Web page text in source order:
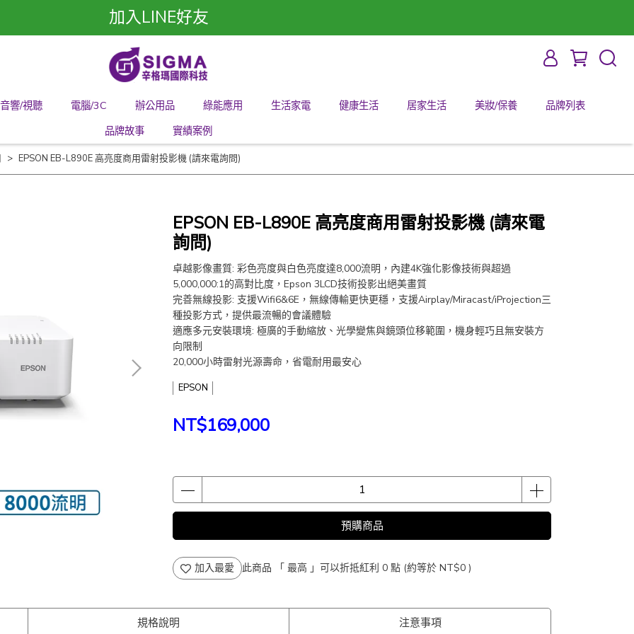
加入LINE好友
音響/視聽 電腦/3C 辦公用品 綠能應用 生活家電 健康生活 居家生活 美妝/保養
品牌列表
品牌故事
實績案例
EPSON EB-L890E 高亮度商用雷射投影機 (請來電詢問)
EPSON EB-L890E 高亮度商用雷射投影機 (請來電
詢問)
卓越影像畫質: 彩色亮度與白色亮度達8,000流明，內建4K強化影像技術與超過
5,000,000:1的高對比度，Epson 3LCD技術投影出絕美畫質
完善無線投影: 支援Wifi6&6E，無線傳輸更快更穩，支援Airplay/Miracast/iProjection三
種投影方式，提供最流暢的會議體驗
適應多元安裝環境: 極廣的手動縮放、光學變焦與鏡頭位移範圍，機身輕巧且無安裝方
向限制
20,000小時雷射光源壽命，省電耐用最安心
EPSON
NT$169,000
預購商品
加入最愛 此商品 「 最高 」可以折抵紅利 0 點 (約等於 NT$0 )
規格說明 注意事項